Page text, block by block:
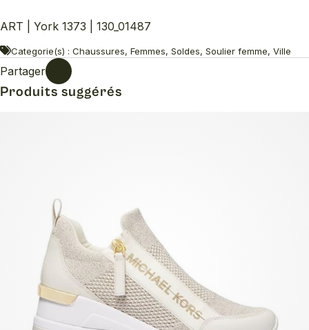
ART | York 1373 | 130_01487
Categorie(s) : Chaussures, Femmes, Soldes, Soulier femme, Ville
Partager
Produits suggérés